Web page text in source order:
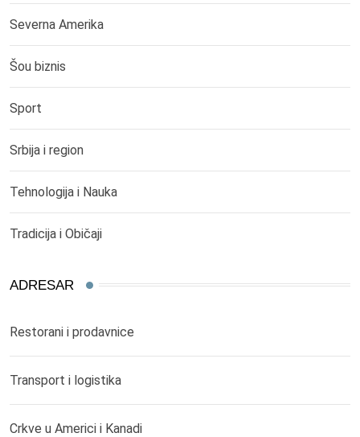
Severna Amerika
Šou biznis
Sport
Srbija i region
Tehnologija i Nauka
Tradicija i Običaji
ADRESAR
Restorani i prodavnice
Transport i logistika
Crkve u Americi i Kanadi